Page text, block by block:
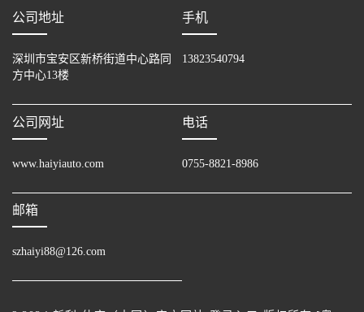
公司地址
深圳市宝安区新桥街道中心路同
方中心13楼
手机
13823540794
公司网址
www.haiyiauto.com
电话
0755-8821-8986
邮箱
szhaiyi88@126.com